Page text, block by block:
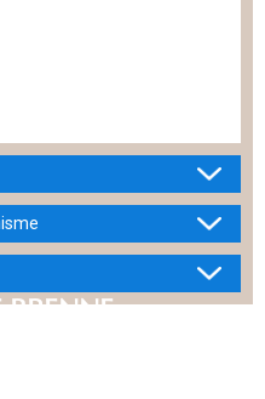
BRENNE